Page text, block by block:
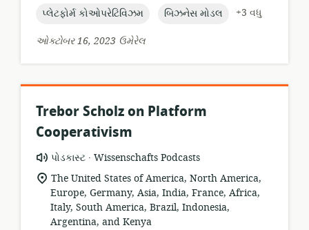
topic:
પ્લેટફોર્મ કોઓપરેટિવિઝમ topic:
બિઝનેસ મોડલ
+3 વધુ
ઓક્ટોબર 16, 2023 ઉમેરેલ
Trebor Scholz on Platform
Cooperativism
સંસાધન
બંધારણ:
પોડકાસ્ટ .
પ્રકાશક:
Wissenschafts Podcasts
સુસંગતતા
સ્થાન:
The United States of America, North America,
Europe, Germany, Asia, India, France, Africa,
Italy, South America, Brazil, Indonesia,
Argentina, and Kenya